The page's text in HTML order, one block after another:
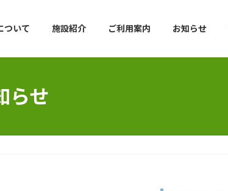
ついて 施設紹介 ご利用案内 お知らせ
らせ